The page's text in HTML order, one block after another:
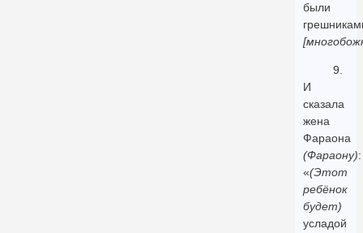
были
9.
И
сказала
жена
Фараона
(Фараону):
«(Этот
ребёнок
будет)
усладой